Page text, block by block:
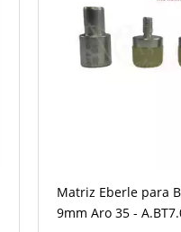
Matriz Eberle para
9mm Aro 35 -